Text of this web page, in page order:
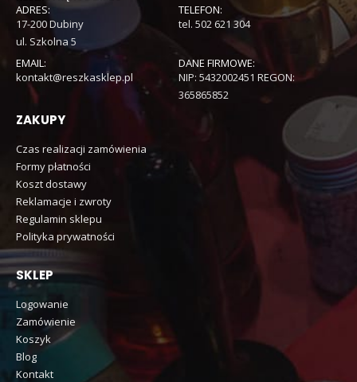
ADRES:
17-200 Dubiny
ul. Szkolna 5
TELEFON:
tel. 502 621 304
EMAIL:
kontakt@reszkasklep.pl
DANE FIRMOWE:
NIP: 5432002451 REGON:
365865852
ZAKUPY
Czas realizacji zamówienia
Formy płatności
Koszt dostawy
Reklamacje i zwroty
Regulamin sklepu
Polityka prywatności
SKLEP
Logowanie
Zamówienie
Koszyk
Blog
Kontakt